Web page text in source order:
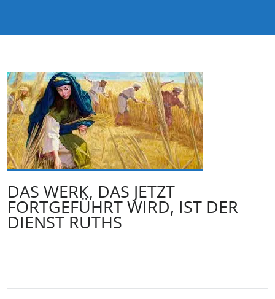
DAS WERK, DAS JETZT
FORTGEFÜHRT WIRD, IST DER
DIENST RUTHS